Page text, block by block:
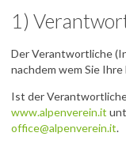
1)
Der Verantwortliche
nachdem wem Sie
Ist der
www.alpenverein.it
office@alpenverein.it.